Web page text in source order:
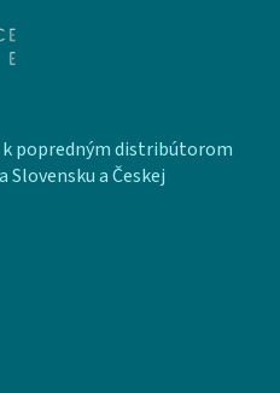
k popredným distribútorom
a Českej